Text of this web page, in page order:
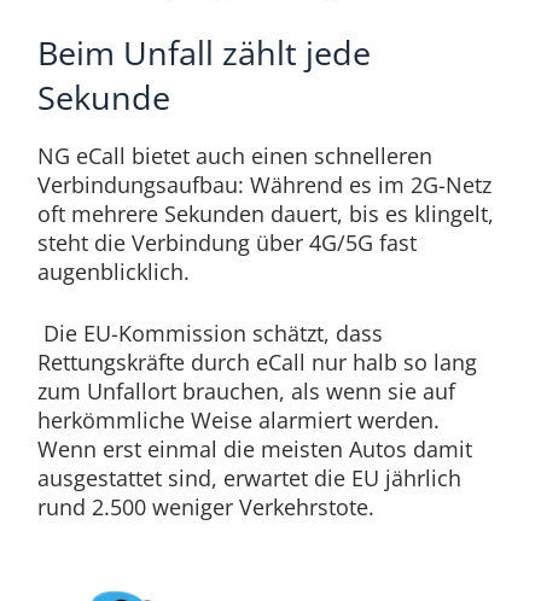
Beim Unfall zählt jede
Sekunde
NG eCall bietet auch einen schnelleren
Verbindungsaufbau: Während es im 2G-Netz
oft mehrere Sekunden dauert, bis es klingelt,
steht die Verbindung über 4G/5G fast
augenblicklich.
Die EU-Kommission schätzt, dass
Rettungskräfte durch eCall nur halb so lang
zum Unfallort brauchen, als wenn sie auf
herkömmliche Weise alarmiert werden.
Wenn erst einmal die meisten Autos damit
ausgestattet sind, erwartet die EU jährlich
rund 2.500 weniger Verkehrstote.